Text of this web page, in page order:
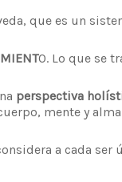
que es un
O. Lo que se
perspectiva
mente y
a cada ser